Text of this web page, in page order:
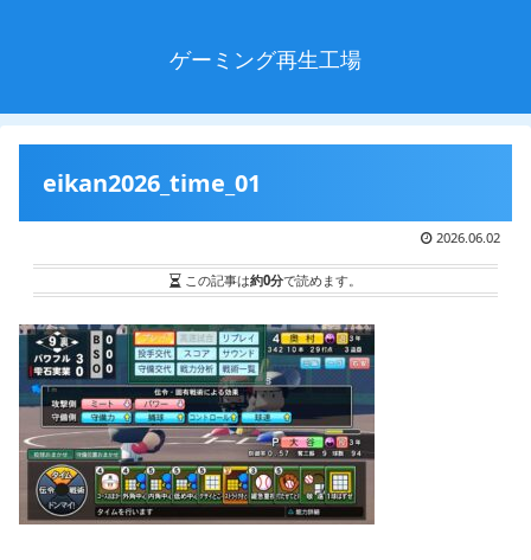
ゲーミング再生工場
eikan2026_time_01
2026.06.02
この記事は約0分で読めます。